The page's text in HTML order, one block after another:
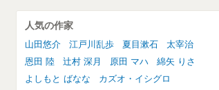
人気の作家
山田悠介 江戸川乱歩 夏目漱石
太宰治
恩田 陸
辻村 深月 原田 マハ
綿矢 りさ
よしもと ばなな
カズオ・イシグロ